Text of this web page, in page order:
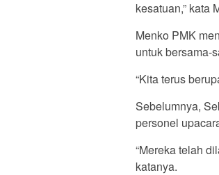
kesatuan,” kata
Menko PMK
untuk bersama-
“Kita terus
Sebelumnya,
personel
“Mereka telah
katanya.